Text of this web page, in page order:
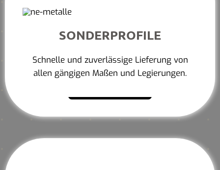
SONDERPROFILE
Schnelle und zuverlässige Lieferung von
allen gängigen Maßen und Legierungen.